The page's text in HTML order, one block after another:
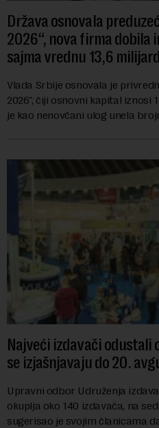
Država osnovala
2026“, nova firma dobila
sajma vrednu 13,6
Vlada Srbije osnovala je
2026", čiji osnovni kapital iznosi
je kao nenovčani ulog unela
Najveći izdavači odustali
se izjašnjavaju do 20.
Upravni odbor Udruženja
okuplja oko 140 izdavača, na
sugerisao je svojim članicama